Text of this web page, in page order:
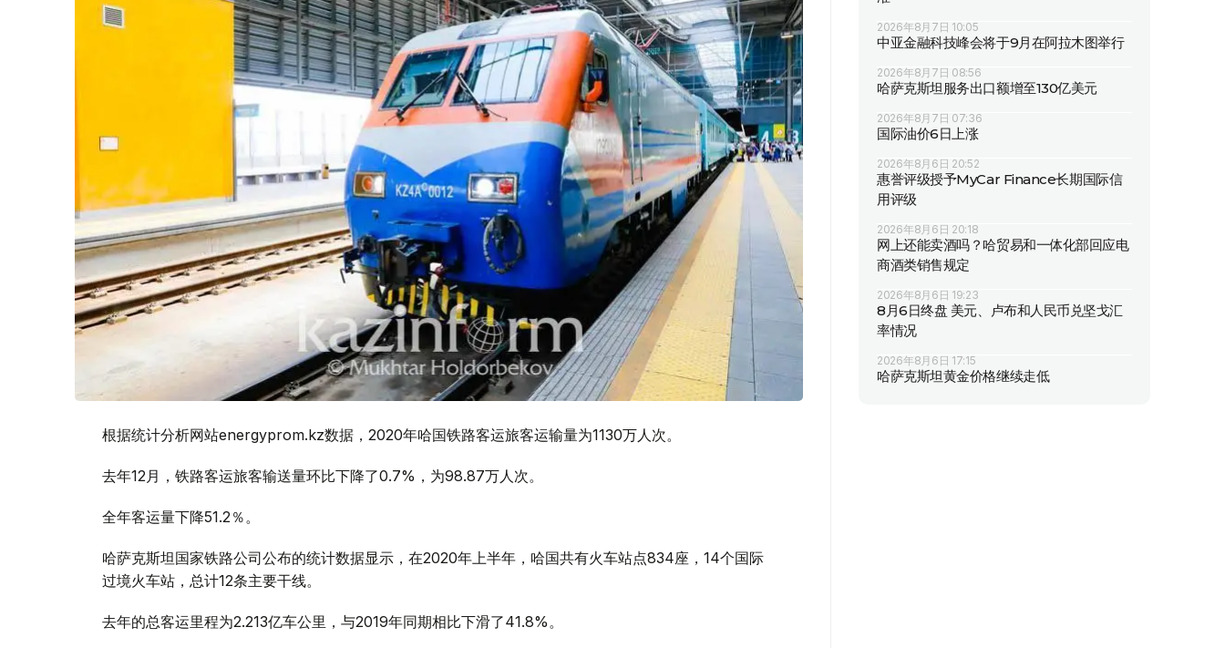
根据统计分析网站energyprom.kz数据，2020年哈国铁路客运旅客运输量为1130万人次。
去年12月，铁路客运旅客输送量环比下降了0.7%，为98.87万人次。
全年客运量下降51.2％。
哈萨克斯坦国家铁路公司公布的统计数据显示，在2020年上半年，哈国共有火车站点834座，14个国际
过境火车站，总计12条主要干线。
去年的总客运里程为2.213亿车公里，与2019年同期相比下滑了41.8%。
2026年8月7日 10:05
中亚金融科技峰会将于9月在阿拉木图举行
2026年8月7日 08:56
哈萨克斯坦服务出口额增至130亿美元
2026年8月7日 07:36
国际油价6日上涨
2026年8月6日 20:52
惠誉评级授予MyCar Finance长期国际信
用评级
2026年8月6日 20:18
网上还能卖酒吗？哈贸易和一体化部回应电
商酒类销售规定
2026年8月6日 19:23
8月6日终盘 美元、卢布和人民币兑坚戈汇
率情况
2026年8月6日 17:15
哈萨克斯坦黄金价格继续走低